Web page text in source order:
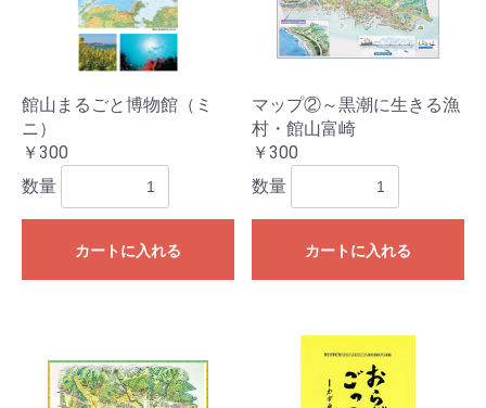
館山まるごと博物館（ミ
ニ）
￥300
数量
カートに入れる
マップ②～黒潮に生きる漁
村・館山富崎
￥300
数量
カートに入れる